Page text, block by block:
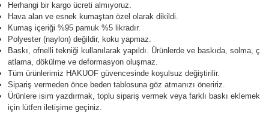
Herhangi bir kargo ücreti almıyoruz.
Hava alan ve esnek kumaştan özel olarak dikildi.
Kumaş içeriği %95 pamuk %5 likradır.
Polyester (naylon) değildir, koku yapmaz.
Baskı, ofnelli tekniği kullanılarak yapıldı. Ürünlerde ve baskıda, solma, ç
atlama, dökülme ve deformasyon oluşmaz.
Tüm ürünlerimiz HAKUOF güvencesinde koşulsuz değiştirilir.
Sipariş vermeden önce beden tablosuna göz atmanızı öneririz.
Ürünlere isim yazdırmak, toplu sipariş vermek veya farklı baskı eklemek
için lütfen iletişime geçiniz.